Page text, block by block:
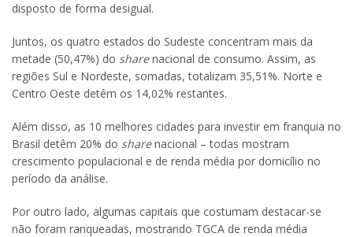
disposto de forma desigual.
Juntos, os quatro estados do Sudeste concentram mais da
metade (50,47%) do sharenacional de consumo. Assim, as
regiões Sul e Nordeste, somadas, totalizam 35,51%. Norte e
Centro Oeste detêm os 14,02% restantes.
Além disso, as 10 melhores cidades para investir em franquia no
Brasil detêm 20% do sharenacional – todas mostram
crescimento populacional e de renda média por domicílio no
período da análise.
Por outro lado, algumas capitais que costumam destacar-se
não foram ranqueadas, mostrando TGCA de renda média